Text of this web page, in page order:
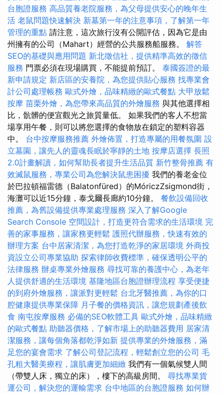
台胞證服務 高品質養老院服務，為父母提供安心的晚年生
活 老鼠問題快速解決 新墓第一年的注意事項，了解第一年
管理的重點 請注意，這次旅行沒有公開評估，因為它是由
州擁有的公司（Mahart）經營的公共服務船服務。 解答
SEO的基礎與應用問題 新北徵信社，提供精準高效的徵信
服務 門票必須在現場購買，不能提前預訂。 泰國簽證的最
新申請規定 新店區的安養院，為您提供貼心服務 找專業會
計公司處理帳務 歐式外燴，品味精緻的歐式餐點 大甲放鬆
按摩 苗栗外燴，為您帶來高品質的外燴服務 與其他選擇相
比，骯髒的便宜觀光之旅質量低。 如果我們的客人不想當
場享用午餐，則可以將您選擇的食物放在鎖定的塑料容器
中。 台中按摩服務推薦 外燴佈置，打造專屬的用餐氛圍 設
立墓園，讓先人的靈魂長眠於寧靜的土地 按摩店選擇 長照
2.0計畫解讀，如何幫助長者提升生活品質 新竹整骨推薦 有
效滅鼠服務，專業公司為您解決鼠患困擾 我們的養老金位
於巴拉頓福雷德（Balatonfüred）的MóriczZsigmond街，
海灘可以近15分鐘，泰戈爾長廊約10分鐘。 餐飲設備回收
推薦，為舊設備提供專業處理服務 深入了解Google
Search Console 空間設計，打造更符合需求的生活環境 完
善的家事服務，讓家務更輕鬆 護照代辦服務，快速有效的
辦理方案 台中居家清潔，為您打造乾淨的家居環境 外商投
資設立公司專業協助 探索律師收費標準，確保透明公平的
法律服務 辦桌專業外燴服務 尋找可靠的養護中心，為老年
人提供舒適的生活環境 基隆地區台胞證辦理流程 享受便捷
的到府外燴服務，讓派對更輕鬆 台北牙醫推薦，為你的口
腔健康提供專業保障 月子餐的價格資訊，讓您規劃產後飲
食 南屯按摩服務 必備的SEO軟體工具 歐式外燴，品味精緻
的歐式餐點 助聽器價格，了解市場上的助聽器費用 居家清
潔服務，讓每個角落都乾淨如新 提供專業的外燴服務，滿
足您的宴會需求 了解公司登記流程，輕鬆創立您的公司 毛
孔粗大醫美療程，讓肌膚更加細緻 我們有一個氣候雙人間
（帶雙人床，獨立的床），樓下的高級房間。 尋找專業貨
運公司，解決您的運輸需求 台中地區的台胞證服務 如何辦